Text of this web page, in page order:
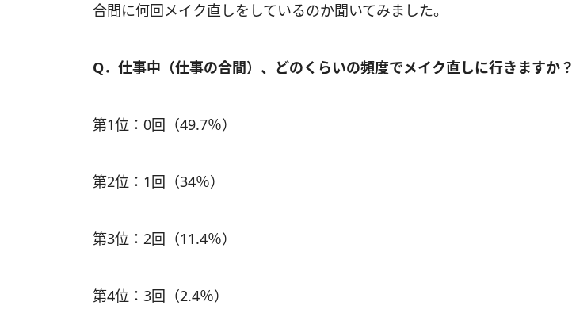
合間に何回メイク直しをしているのか聞いてみました。
Q． 仕事中（仕事の合間）、どのくらいの頻度でメイク直しに行きますか？
第1位：0回（49.7％）
第2位：1回（34％）
第3位：2回（11.4％）
第4位：3回（2.4％）